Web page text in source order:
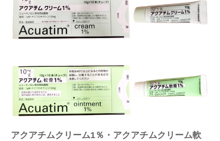
アクアチムクリーム1％・アクアチムクリーム軟